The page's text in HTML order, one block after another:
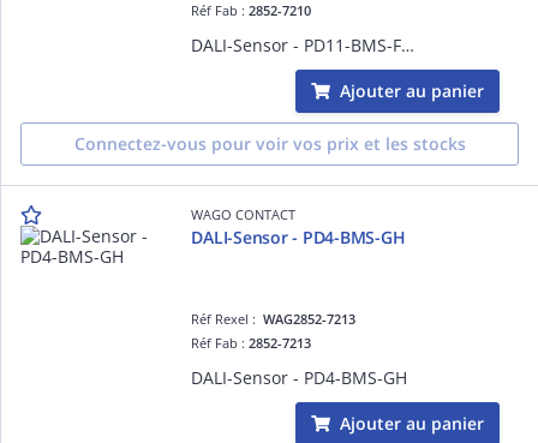
Réf Fab :2852-7210
DALI-Sensor - PD11-BMS-FLAT
Ajouter au panier
Connectez-vous pour voir vos prix et les stocks
WAGO CONTACT
DALI-Sensor - PD4-BMS-GH
Réf Rexel :WAG2852-7213
Réf Fab :2852-7213
DALI-Sensor - PD4-BMS-GH
Ajouter au panier